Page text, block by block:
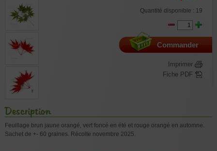
Quantité disponible : 19
Commander
Imprimer
Fiche PDF
Description
Feuillage brun jaune orangé, vert foncé en été et rouge orangé en automne.
Sachet de +- 60 graines. Récolte novembre 2025.